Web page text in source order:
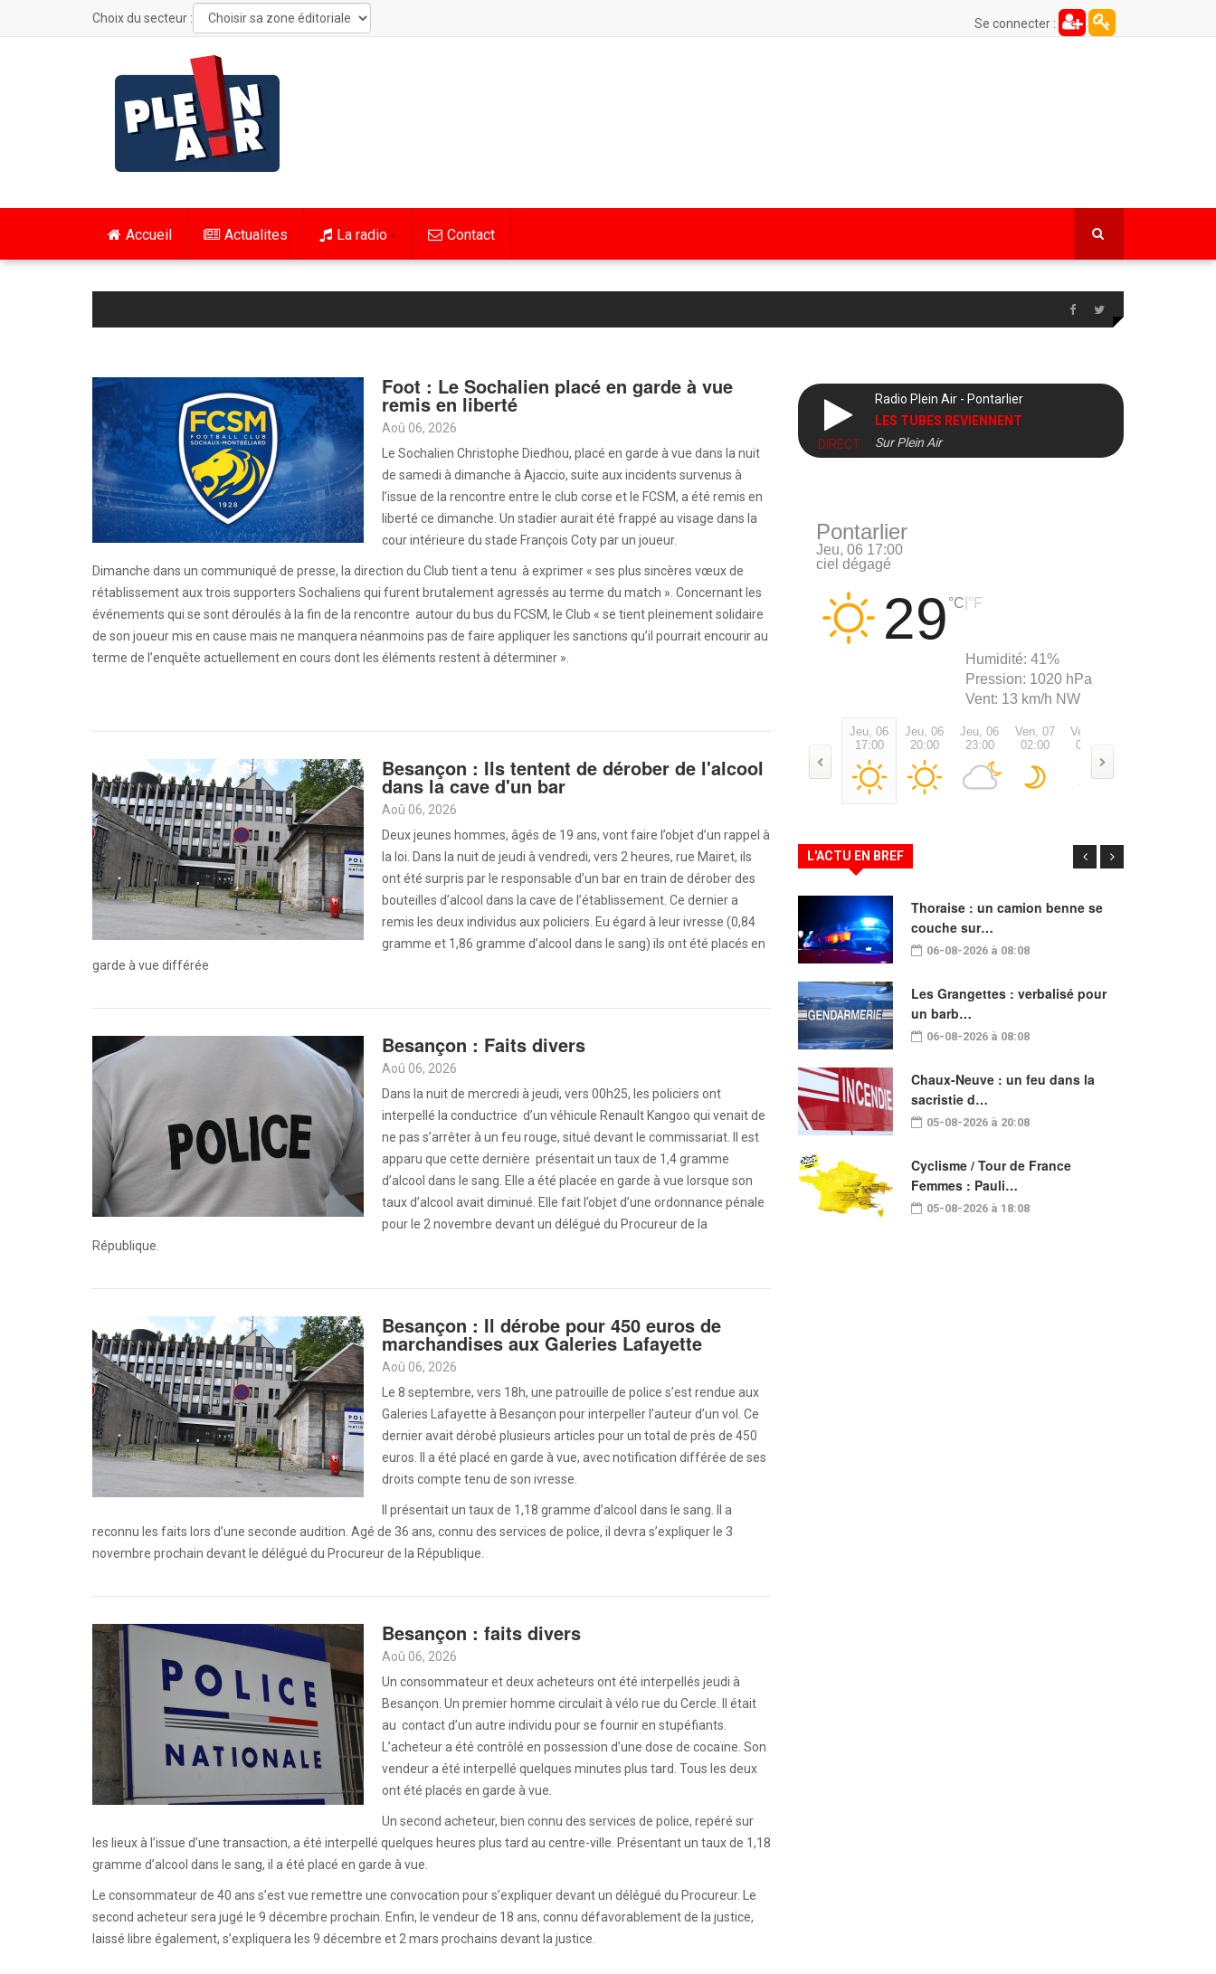
Choix du secteur : Se connecter :
Accueil Actualites La radio Contact
Foot : Le Sochalien placé en garde à vue
remis en liberté
Aoû 06, 2026
Le Sochalien Christophe Diedhou, placé en garde à vue dans la nuit
de samedi à dimanche à Ajaccio, suite aux incidents survenus à
l’issue de la rencontre entre le club corse et le FCSM, a été remis en
liberté ce dimanche. Un stadier aurait été frappé au visage dans la
cour intérieure du stade François Coty par un joueur.
Dimanche dans un communiqué de presse, la direction du Club tient a tenu à exprimer « ses plus sincères vœux de
rétablissement aux trois supporters Sochaliens qui furent brutalement agressés au terme du match ». Concernant les
événements qui se sont déroulés à la fin de la rencontre autour du bus du FCSM, le Club « se tient pleinement solidaire
de son joueur mis en cause mais ne manquera néanmoins pas de faire appliquer les sanctions qu’il pourrait encourir au
terme de l’enquête actuellement en cours dont les éléments restent à déterminer ».
Besançon : Ils tentent de dérober de l'alcool
dans la cave d'un bar
Aoû 06, 2026
Deux jeunes hommes, âgés de 19 ans, vont faire l’objet d’un rappel à
la loi. Dans la nuit de jeudi à vendredi, vers 2 heures, rue Mairet, ils
ont été surpris par le responsable d’un bar en train de dérober des
bouteilles d’alcool dans la cave de l’établissement. Ce dernier a
remis les deux individus aux policiers. Eu égard à leur ivresse (0,84
gramme et 1,86 gramme d’alcool dans le sang) ils ont été placés en
garde à vue différée
Besançon : Faits divers
Aoû 06, 2026
Dans la nuit de mercredi à jeudi, vers 00h25, les policiers ont
interpellé la conductrice d’un véhicule Renault Kangoo qui venait de
ne pas s’arrêter à un feu rouge, situé devant le commissariat. Il est
apparu que cette dernière présentait un taux de 1,4 gramme
d’alcool dans le sang. Elle a été placée en garde à vue lorsque son
taux d’alcool avait diminué. Elle fait l’objet d’une ordonnance pénale
pour le 2 novembre devant un délégué du Procureur de la
République.
Besançon : Il dérobe pour 450 euros de
marchandises aux Galeries Lafayette
Aoû 06, 2026
Le 8 septembre, vers 18h, une patrouille de police s’est rendue aux
Galeries Lafayette à Besançon pour interpeller l’auteur d’un vol. Ce
dernier avait dérobé plusieurs articles pour un total de près de 450
euros. Il a été placé en garde à vue, avec notification différée de ses
droits compte tenu de son ivresse.
Il présentait un taux de 1,18 gramme d’alcool dans le sang. Il a
reconnu les faits lors d’une seconde audition. Agé de 36 ans, connu des services de police, il devra s’expliquer le 3
novembre prochain devant le délégué du Procureur de la République.
Besançon : faits divers
Aoû 06, 2026
Un consommateur et deux acheteurs ont été interpellés jeudi à
Besançon. Un premier homme circulait à vélo rue du Cercle. Il était
au contact d’un autre individu pour se fournir en stupéfiants.
L’acheteur a été contrôlé en possession d’une dose de cocaïne. Son
vendeur a été interpellé quelques minutes plus tard. Tous les deux
ont été placés en garde à vue.
Un second acheteur, bien connu des services de police, repéré sur
les lieux à l’issue d’une transaction, a été interpellé quelques heures plus tard au centre-ville. Présentant un taux de 1,18
gramme d’alcool dans le sang, il a été placé en garde à vue.
Le consommateur de 40 ans s’est vue remettre une convocation pour s’expliquer devant un délégué du Procureur. Le
second acheteur sera jugé le 9 décembre prochain. Enfin, le vendeur de 18 ans, connu défavorablement de la justice,
laissé libre également, s’expliquera les 9 décembre et 2 mars prochains devant la justice.
DIRECT
Radio Plein Air - Pontarlier
LES TUBES REVIENNENT
Sur Plein Air
Pontarlier
Jeu, 06 17:00
ciel dégagé
29 °C °F
Humidité: 41%
Pression: 1020 hPa
Vent: 13 km/h NW
Jeu, 06
17:00
Jeu, 06
20:00
Jeu, 06
23:00
Ven, 07
02:00
Ven, 07
05:00
L'ACTU EN BREF
Thoraise : un camion benne se
couche sur…
06-08-2026 à 08:08
Les Grangettes : verbalisé pour
un barb…
06-08-2026 à 08:08
Chaux-Neuve : un feu dans la
sacristie d…
05-08-2026 à 20:08
Cyclisme / Tour de France
Femmes : Pauli…
05-08-2026 à 18:08